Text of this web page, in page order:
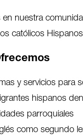
en nuestra
católicos Hispanos
y servicios para
hispanos
parroquiales
como segundo